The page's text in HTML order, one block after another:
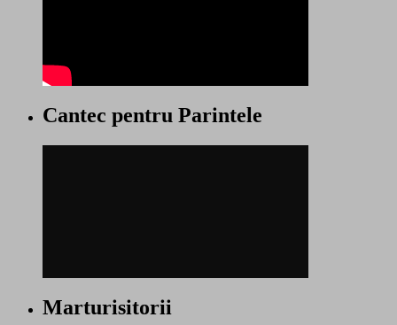
Cantec pentru Parintele
Marturisitorii